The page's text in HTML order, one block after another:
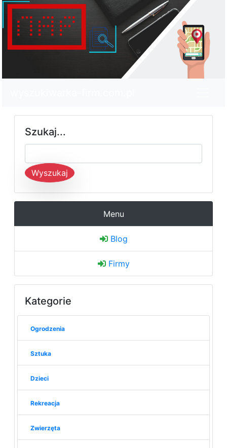
Szukaj...
Wyszukaj
Menu
Blog
Firmy
Kategorie
Ogrodzenia
Sztuka
Dzieci
Rekreacja
Zwierzęta